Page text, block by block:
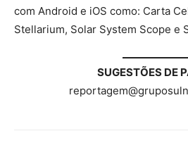
com Android e iOS como: Carta
Stellarium, Solar System Scope e
SUGESTÕES DE